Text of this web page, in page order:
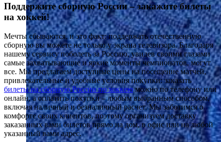
Поддержите сборную России – закажите билеты
на хоккей!
Мечты сбываются, и это факт: поддержать отечественную
сборную вы можете не только у экрана телевизора. Благодаря
нашему сервису поболеть за Россию, увидев своими глазами
самые захватывающие и яркие моменты чемпионатов, могут
все. Мы предлагаем доступные цены на посещение матчей,
привлекательные и удобные условия покупки: заказать
билеты на сборную России по хоккеюможно по телефону или
онлайн, а оплатить покупки – любым выбранным способом,
включая наличный и безналичный расчет. Мы заботимся о
комфорте своих клиентов, поэтому организуем доставку
заказанных вами билетов прямо на дом, в офис или на любой
указанный вами адрес.